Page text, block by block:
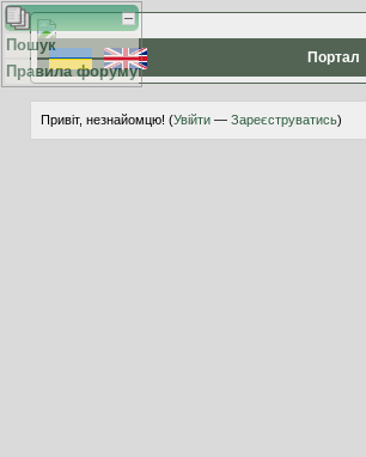
Портал
Привіт, незнайомцю! (Увійти— Зареєструватись)
Пошук
Правила форуму